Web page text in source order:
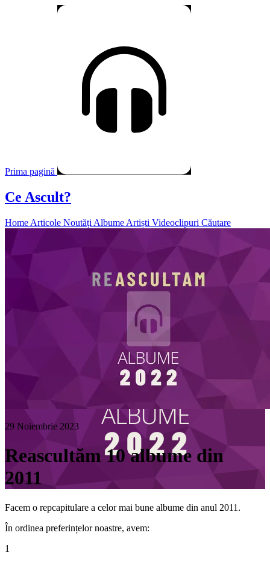
Prima pagină
Ce Ascult?
Home Articole Noutăți Albume Artiști Videoclipuri Căutare
29 Noiembrie 2023
Reascultăm 10 albume din
2011
Facem o repcapitulare a celor mai bune albume din anul 2011.
În ordinea preferințelor noastre, avem:
1